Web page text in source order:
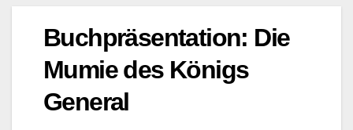
Buchpräsentation: Die
Mumie des Königs
General